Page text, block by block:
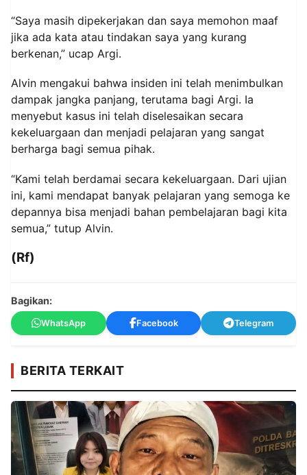
“Saya masih dipekerjakan dan saya memohon maaf
jika ada kata atau tindakan saya yang kurang
berkenan,” ucap Argi.
Alvin mengakui bahwa insiden ini telah menimbulkan
dampak jangka panjang, terutama bagi Argi. Ia
menyebut kasus ini telah diselesaikan secara
kekeluargaan dan menjadi pelajaran yang sangat
berharga bagi semua pihak.
“Kami telah berdamai secara kekeluargaan. Dari ujian
ini, kami mendapat banyak pelajaran yang semoga ke
depannya bisa menjadi bahan pembelajaran bagi kita
semua,” tutup Alvin.
(Rf)
Bagikan:
WhatsApp Facebook Telegram
BERITA TERKAIT